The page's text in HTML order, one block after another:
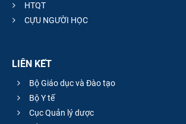
HTQT
CỰU NGƯỜI HỌC
LIÊN KẾT
Bộ Giáo dục và Đào tạo
Bộ Y tế
Cục Quản lý dược